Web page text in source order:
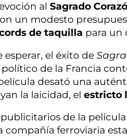
al Sagrado
un modesto
de taquilla para un
esperar, el éxito de
de la Francia
desató una
la laicidad, el estricto
publicitarios de la
compañía ferroviaria